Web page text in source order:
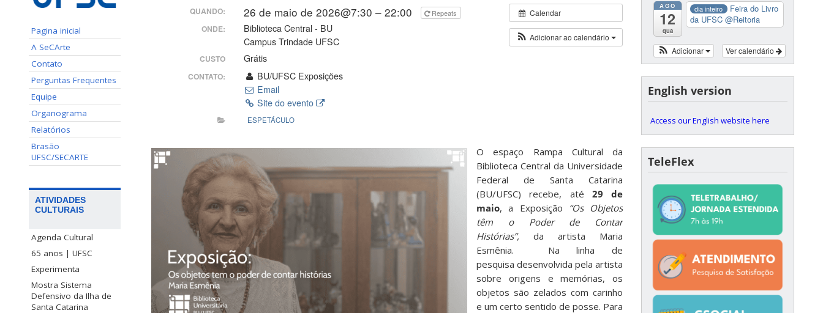
Pagina inicial
A SeCArte
Contato
Perguntas Frequentes
Equipe
Organograma
Relatórios
Brasão
UFSC/SECARTE
ATIVIDADES
CULTURAIS
Agenda Cultural
65 anos | UFSC
Experimenta
Mostra Sistema
Defensivo da Ilha de
Santa Catarina
Calendar
Adicionar ao calendário
QUANDO: 26 de maio de 2026@7:30 – 22:00 Repeats
ONDE:
Biblioteca Central - BU
Campus Trindade UFSC
CUSTO Grátis
CONTATO:
BU/UFSC Exposições
Email
Site do evento
ESPETÁCULO
O espaço Rampa Cultural da
Biblioteca Central da Universidade
Federal de Santa Catarina
(BU/UFSC) recebe, até 29 de
maio, a Exposição
“Os Objetos
têm o Poder de Contar
Histórias”, da artista Maria
Esmênia. Na linha de
pesquisa desenvolvida pela artista
sobre origens e memórias, os
objetos são zelados com carinho
e um certo sentido de posse. Para
AGO
12
qua
dia inteiro
Feira do Livro
da UFSC @Reitoria
Ver calendário
Adicionar
English version
Access our English website here
TeleFlex